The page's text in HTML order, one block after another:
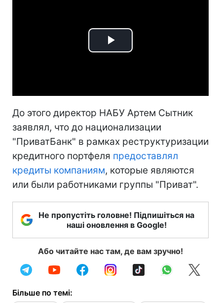
Play
До этого директор НАБУ Артем Сытник
заявлял, что до национализации
"ПриватБанк" в рамках реструктуризации
кредитного портфеля предоставлял
кредиты компаниям, которые являются
или были работниками группы "Приват".
Не пропустіть головне! Підпишіться на
наші оновлення в Google!
Або читайте нас там, де вам зручно!
Більше по темі: